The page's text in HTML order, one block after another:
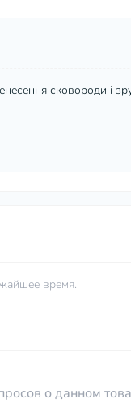
сковороди і
время.
о данном